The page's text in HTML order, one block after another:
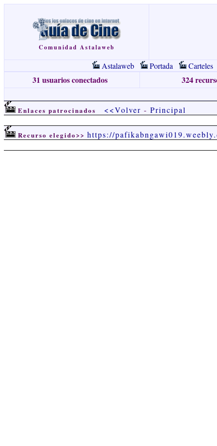
Comunidad Astalaweb
Astalaweb Portada Carteles
31 usuarios conectados 324
Enlaces patrocinados <<Volver - Principal
Recurso elegido>> https://